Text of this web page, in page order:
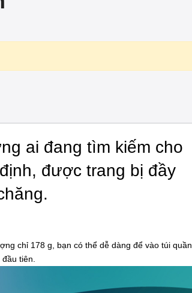
ai đang tìm kiếm cho
được trang bị đầy
chỉ 178 g, bạn có thể dễ dàng để vào túi quần
tiên.